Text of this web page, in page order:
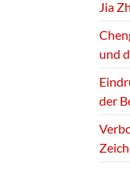
Jia
und
der